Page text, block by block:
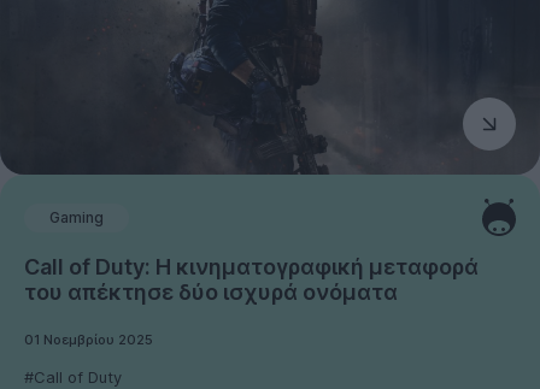
Gaming
Call of Duty: Η κινηματογραφική μεταφορά
του απέκτησε δύο ισχυρά ονόματα
01 Νοεμβρίου 2025
#Call of Duty